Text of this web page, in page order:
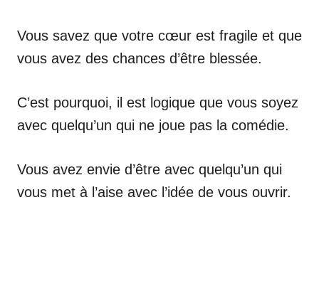
Vous savez que votre cœur est fragile et que
vous avez des chances d’être blessée.
C’est pourquoi, il est logique que vous soyez
avec quelqu’un qui ne joue pas la comédie.
Vous avez envie d’être avec quelqu’un qui
vous met à l’aise avec l’idée de vous ouvrir.